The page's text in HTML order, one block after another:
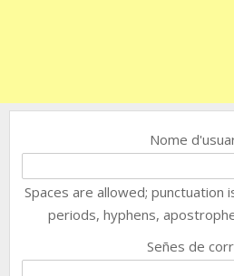
Nome
Spaces are allowed;
periods, hyphens,
Señes de